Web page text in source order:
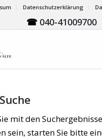
Datenschutzerklärung
☎ 040-41009700
mit den
sein, starten Sie bitte